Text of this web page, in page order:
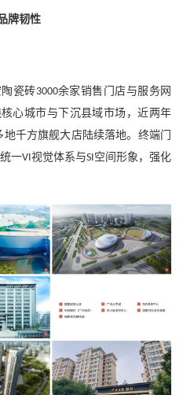
牌韧性
瓷砖3000余家销售门店与服务网
心城市与下沉县域市场，近两年
地千方旗舰大店陆续落地。终端门
一VI 视觉体系与SI 空间形象，强化